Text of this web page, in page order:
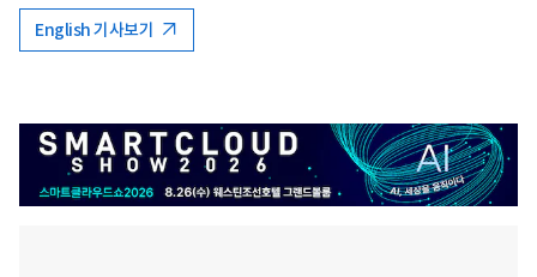
English 기사보기